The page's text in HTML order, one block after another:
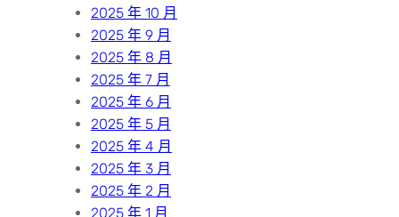
2025 年 10 月
2025 年 9 月
2025 年 8 月
2025 年 7 月
2025 年 6 月
2025 年 5 月
2025 年 4 月
2025 年 3 月
2025 年 2 月
2025 年 1 月